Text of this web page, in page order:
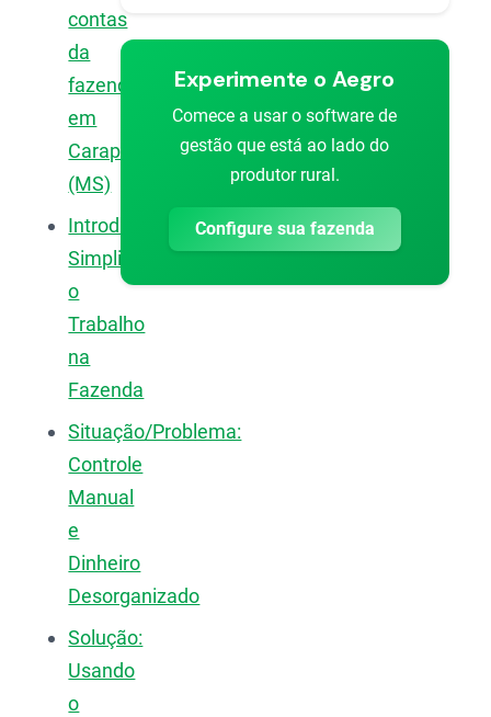
contas
da
fazenda
em
Carapó
(MS)
Introdução:
Simplificando
o
Trabalho
na
Fazenda
Situação/Problema:
Controle
Manual
e
Dinheiro
Desorganizado
Solução:
Usando
o
Experimente o Aegro
Comece a usar o software de
gestão que está ao lado do
produtor rural.
Configure sua fazenda